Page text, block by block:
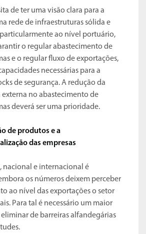
de ter uma visão clara para a
rede de infraestruturas sólida e
ao nível portuário,
o regular abastecimento de
e o regular fluxo de exportações,
necessárias para a
de segurança. A redução da
no abastecimento de
deverá ser uma prioridade.
de produtos e a
das empresas
nacional e internacional é
os números deixem perceber
ao nível das exportações o setor
Para tal é necessário um maior
de barreiras alfandegárias